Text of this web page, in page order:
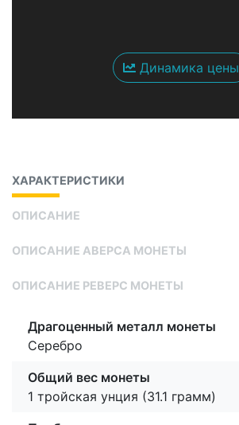
Динамика цены
ХАРАКТЕРИСТИКИ
ОПИСАНИЕ
ОПИСАНИЕ АВЕРСА МОНЕТЫ
ОПИСАНИЕ РЕВЕРС МОНЕТЫ
Драгоценный металл монеты
Серебро
Общий вес монеты
1 тройская унция (31.1 грамм)